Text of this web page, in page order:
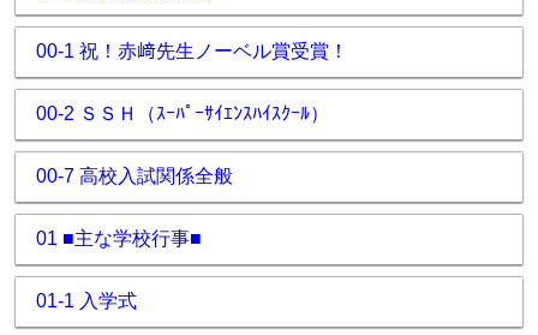
00-1 祝！赤﨑先生ノーベル賞受賞！
00-2 ＳＳＨ（ｽｰﾊﾟｰｻｲｴﾝｽﾊｲｽｸｰﾙ）
00-7 高校入試関係全般
01 ■主な学校行事■
01-1 入学式